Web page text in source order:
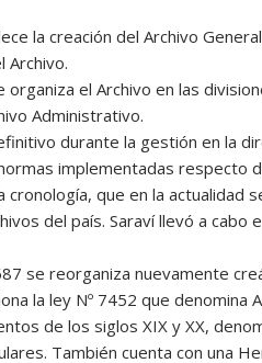
la creación del Archivo
Archivo.
organiza el Archivo en las
Administrativo.
durante la gestión en la
implementadas respecto
cronología, que en la actualidad
del país. Saraví llevó a cabo
se reorganiza nuevamente
la ley Nº 7452 que denomina
de los siglos XIX y XX,
También cuenta con una